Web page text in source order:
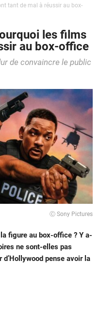
tant de mal à réussir au box-
les films
au box-office
de convaincre le public
Ⓒ Sony Pictures
figure au box-office ? Y a-
ne sont-elles pas
d’Hollywood pense avoir la